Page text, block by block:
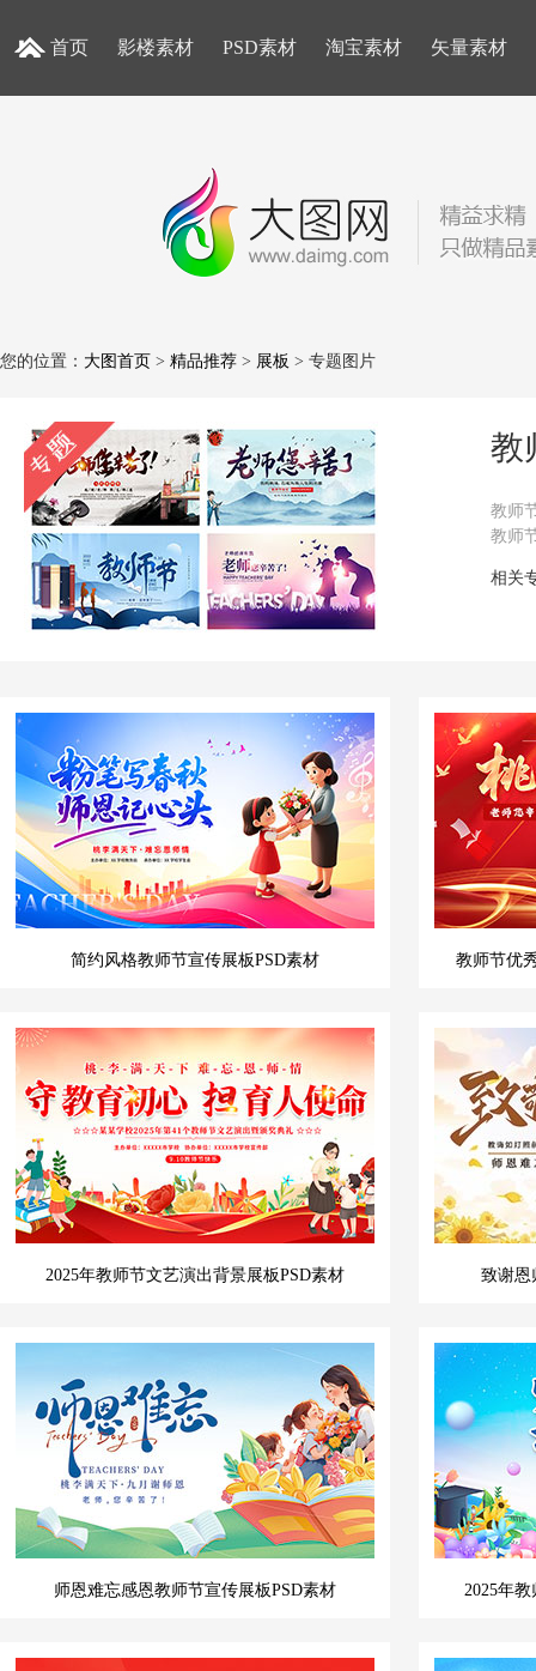
首页 影楼素材 PSD素材 淘宝素材 矢量素材
您的位置： 大图首页 > 精品推荐 > 展板 > 专题图片
教
教师
教师
相关
简约风格教师节宣传展板PSD素材 教师节优
2025年教师节文艺演出背景展板PSD素材 致谢恩
师恩难忘感恩教师节宣传展板PSD素材 2025年